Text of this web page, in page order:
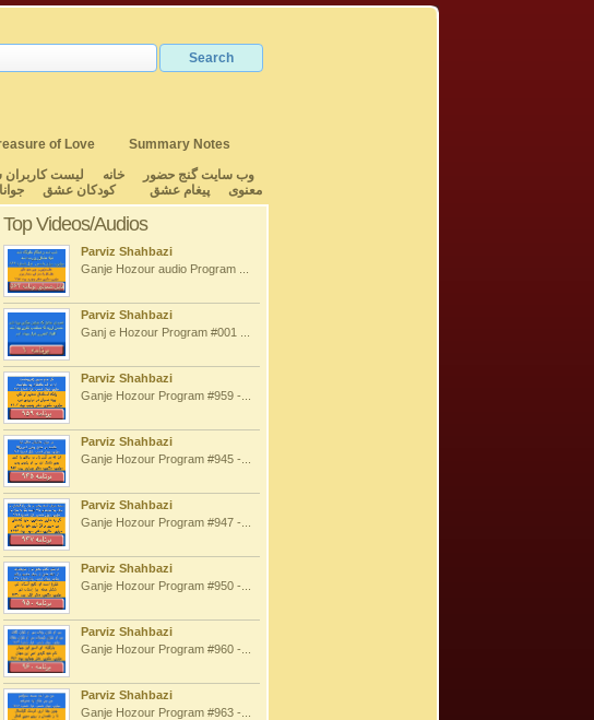
of Love
Summary Notes
وب سایت گنج حضور
خانه لیست
معنوی
پیغام عشق کودکان عشق
Top Videos/Audios
Parviz Shahbazi
Ganje Hozour audio Program ...
Parviz Shahbazi
Ganj e Hozour Program #001 ...
Parviz Shahbazi
Ganje Hozour Program #959 -...
Parviz Shahbazi
Ganje Hozour Program #945 -...
Parviz Shahbazi
Ganje Hozour Program #947 -...
Parviz Shahbazi
Ganje Hozour Program #950 -...
Parviz Shahbazi
Ganje Hozour Program #960 -...
Parviz Shahbazi
Ganje Hozour Program #963 -...